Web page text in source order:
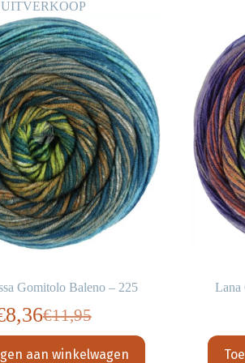
UITVERKOOP
Gomitolo Baleno – 225
€11,95
Oorspronkelijke
prijs
8,36Huidige
prijs
aan winkelwagen
Lana